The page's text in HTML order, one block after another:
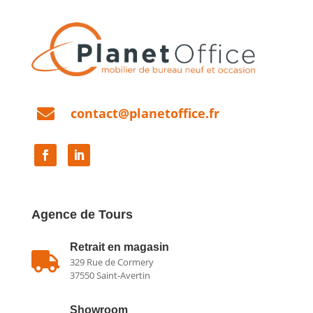
 contact@planetoffice.fr
Agence de Tours

Retrait en magasin
329 Rue de Cormery
37550 Saint-Avertin
Showroom